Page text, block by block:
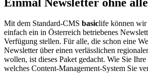
Mit dem Standard-CMS basiclife können wir
einfach ein in Österreich betriebenes
Verfügung stellen. Für alle, die schon eine
Newsletter über einen verlässlichen
wollen, ist dieses Paket gedacht. Wie Sie Ihre
welches Content-Management-System Sie